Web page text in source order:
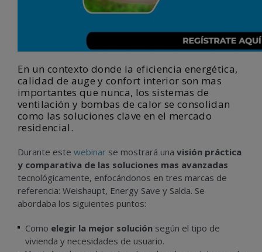
En un contexto donde la eficiencia energética,
calidad de auge y confort interior son mas
importantes que nunca, los sistemas de
ventilación y bombas de calor se consolidan
como las soluciones clave en el mercado
residencial.
Durante este webinar se mostrará una visión práctica
y comparativa de las soluciones mas avanzadas
tecnológicamente, enfocándonos en tres marcas de
referencia: Weishaupt, Energy Save y Salda. Se
abordaba los siguientes puntos:
Como elegir la mejor solución según el tipo de
vivienda y necesidades de usuario.